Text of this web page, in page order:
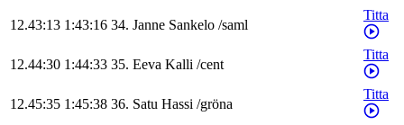
12.43:13 1:43:16 34. Janne Sankelo /saml
Titta
12.44:30 1:44:33 35. Eeva Kalli /cent
Titta
12.45:35 1:45:38 36. Satu Hassi /gröna
Titta